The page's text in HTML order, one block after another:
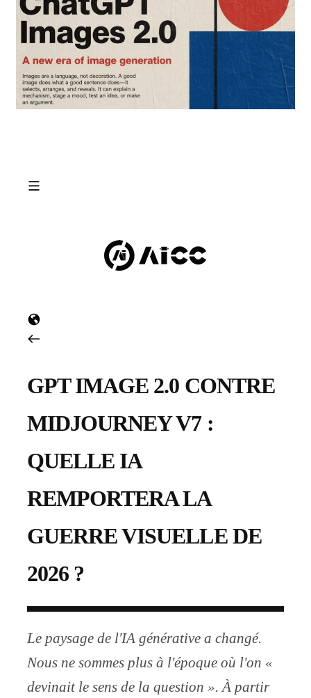
GPT IMAGE 2.0 CONTRE
MIDJOURNEY V7 :
QUELLE IA
REMPORTERA LA
GUERRE VISUELLE DE
2026 ?
Le paysage de l'IA générative a changé.
Nous ne sommes plus à l'époque où l'on «
devinait le sens de la question ». À partir